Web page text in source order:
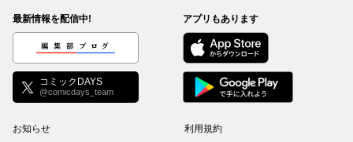
最新情報を配信中!
編集部ブログ
コミックDAYS
@comicdays_team
アプリもあります
お知らせ 利用規約